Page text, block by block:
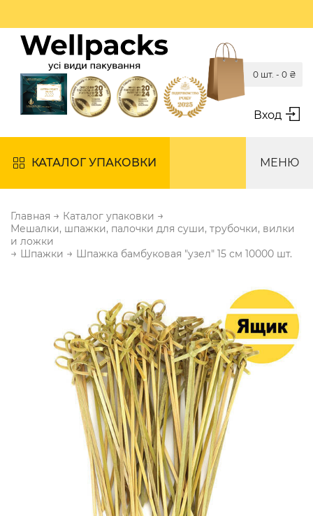
Вход
0 шт. - 0 ₴
КАТАЛОГ УПАКОВКИ МЕНЮ
Главная → Каталог упаковки →
Мешалки, шпажки, палочки для суши, трубочки, вилки
и ложки
→ Шпажки → Шпажка бамбуковая "узел" 15 см 10000 шт.